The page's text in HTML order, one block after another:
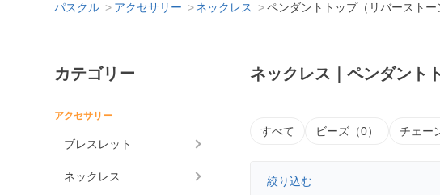
パスクル アクセサリー ネックレス ペンダントトップ（リバーストー
カテゴリー
アクセサリー
ブレスレット
ネックレス
ネックレス｜ペンダント
すべて ビーズ（0） チェー
絞り込む